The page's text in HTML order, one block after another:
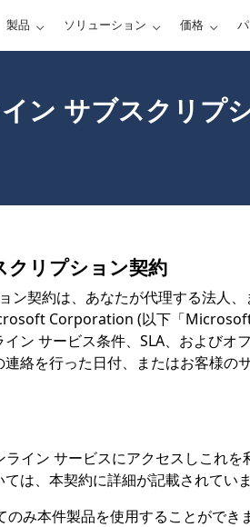
製品 ソリューション 価格
ン サブスクリプ
クリプション契約
ン契約は、あなたが代理する法人
Corporation (以下「
ン サービス条件、SLA、および
絡を行った日付、またはお客様
イン サービスにアクセスしこれ
は、本契約に詳細が記載されてい
のみ本件製品を使用することがで